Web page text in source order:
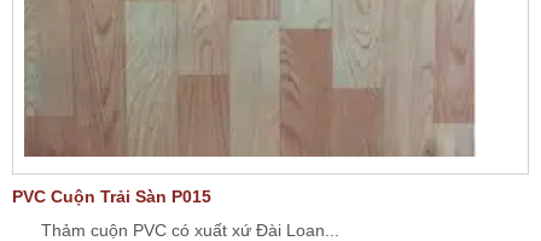
PVC Cuộn Trải Sàn P015
Thảm cuộn PVC có xuất xứ Đài Loan...